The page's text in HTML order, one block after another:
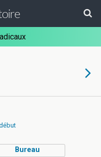
Bureau